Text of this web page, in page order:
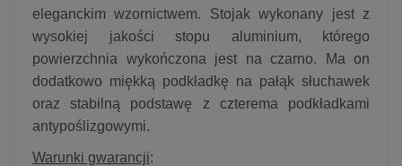
eleganckim wzornictwem. Stojak wykonany jest z
wysokiej jakości stopu aluminium, którego
powierzchnia wykończona jest na czarno. Ma on
dodatkowo miękką podkładkę na pałąk słuchawek
oraz stabilną podstawę z czterema podkładkami
antypoślizgowymi.
Warunki gwarancji: